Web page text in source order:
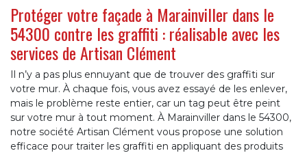
Protéger votre façade à Marainviller dans le
54300 contre les graffiti : réalisable avec les
services de Artisan Clément
Il n’y a pas plus ennuyant que de trouver des graffiti sur
votre mur. À chaque fois, vous avez essayé de les enlever,
mais le problème reste entier, car un tag peut être peint
sur votre mur à tout moment. À Marainviller dans le 54300,
notre société Artisan Clément vous propose une solution
efficace pour traiter les graffiti en appliquant des produits